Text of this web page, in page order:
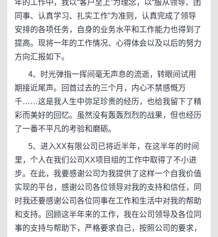
年的工作中，我以“客户至上”为理念，以“服从领导、团
同事、认真学习、扎实工作”为准则，认真完成了领导
安排的各项任务，自身的业务水平和工作能力也得到了
提高。现将一年的工作情况、心得体会以及以后的努力
方向汇报如下。
4、时光弹指一挥间毫无声息的流逝，转眼间试用
期接近尾声。回首过去的三个月，内心不禁感慨万
千……这是我人生中弥足珍贵的经历，也给我留下了精
彩而美好的回忆。虽然没有轰轰烈烈的战果，但也经历
了一番不平凡的考验和磨砺。
5、进入XX有限公司已将近半年，在这半年的时间
里，个人在我们公司XX项目组的工作中取得了不小进
步。在此，我要感谢公司为我提供了这样一个自我价值
实现的平台，感谢公司各位领导对我的支持和信任，同
时我还要感谢公司各位同事在工作和生活中对我的帮助
和支持。回顾这半年来的工作，我在公司领导及各位同
事的支持与帮助下，严格要求自己，按照公司的要求，